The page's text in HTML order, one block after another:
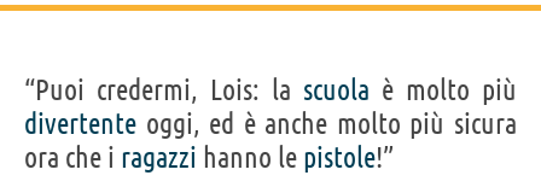
“Puoi credermi, Lois: la scuola è molto più
divertente oggi, ed è anche molto più sicura
ora che i ragazzi hanno le pistole!”